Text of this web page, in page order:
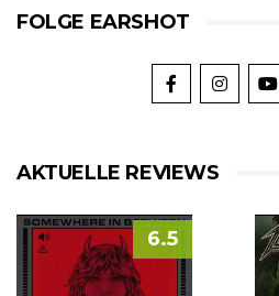
FOLGE EARSHOT
AKTUELLE REVIEWS
6.5